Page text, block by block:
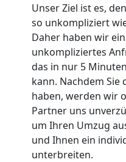
Unser Ziel ist es,
so unkompliziert
Daher haben wir
unkompliziertes
das in nur 5
kann. Nachdem
haben, werden wir
Partner uns
um Ihren Umzug
und Ihnen ein
unterbreiten.